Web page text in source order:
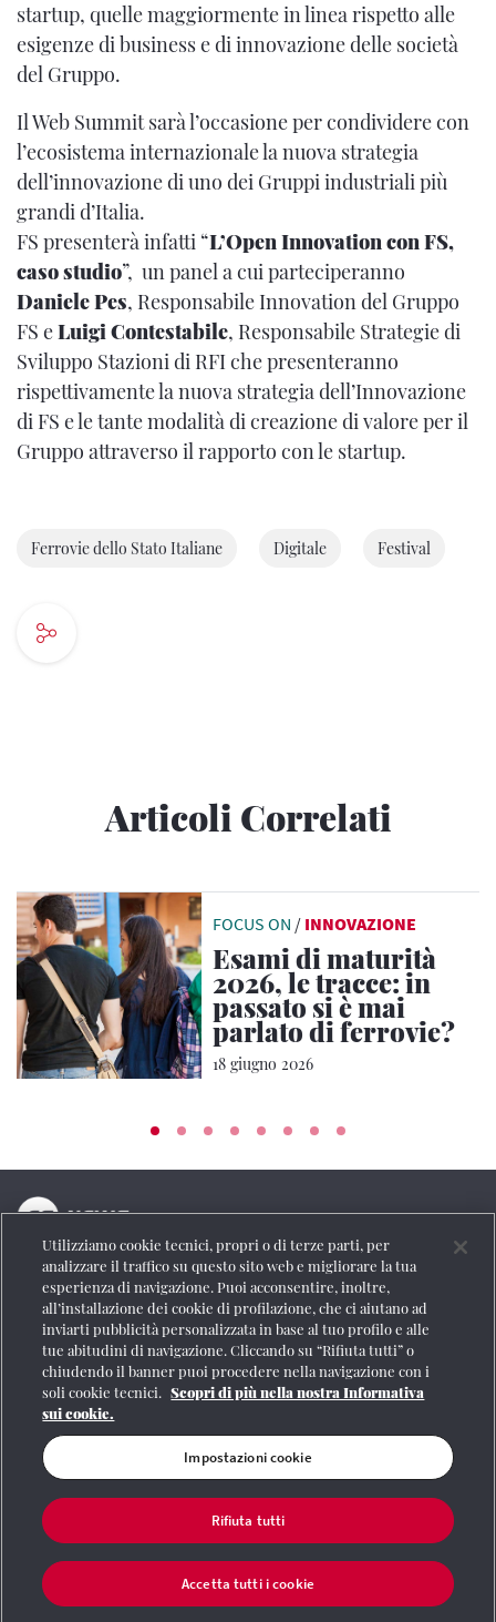
startup, quelle maggiormente in linea rispetto alle
esigenze di business e di innovazione delle società
del Gruppo.
Il Web Summit sarà l’occasione per condividere con
l’ecosistema internazionale la nuova strategia
dell’innovazione di uno dei Gruppi industriali più
grandi d’Italia.
FS presenterà infatti “L’Open Innovation con FS,
caso studio”, un panel a cui parteciperanno
Daniele Pes, Responsabile Innovation del Gruppo
FS eLuigi Contestabile, Responsabile Strategie di
Sviluppo Stazioni di RFI che presenteranno
rispettivamente la nuova strategia dell’Innovazione
di FS e le tante modalità di creazione di valore per il
Gruppo attraverso il rapporto con le startup.
Ferrovie dello Stato Italiane Digitale Festival
Articoli Correlati
FOCUS ON / INNOVAZIONE
Esami di maturità
2026, le tracce: in
passato si è mai
parlato di ferrovie?
18 giugno 2026
La testata online del Gruppo FS Italiane
Social
Se vuoi contattarci o avere altre informazioni
CONTATTI
Registrazione Tribunale di Roma n° 204/2009
| |Credits | Protezione dei dati personali
Partita
Iva 06359501001
Utilizziamo cookie tecnici, propri o di terze parti, per
analizzare il traffico su questo sito web e migliorare la tua
esperienza di navigazione. Puoi acconsentire, inoltre,
all’installazione dei cookie di profilazione, che ci aiutano ad
inviarti pubblicità personalizzata in base al tuo profilo e alle
tue abitudini di navigazione. Cliccando su “Rifiuta tutti” o
chiudendo il banner puoi procedere nella navigazione con i
soli cookie tecnici. Scopri di più nella nostra Informativa
sui cookie.
Impostazioni cookie
Rifiuta tutti
Accetta tutti i cookie